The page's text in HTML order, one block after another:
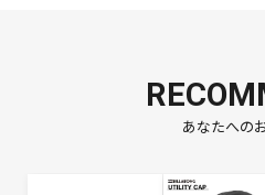
あなたへの